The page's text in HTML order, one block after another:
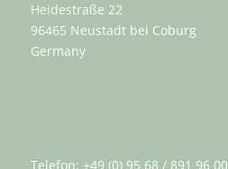
Heidestraße 22
96465 Neustadt bei Coburg
Germany
Telefon: +49 (0) 95 68 / 891 96 00